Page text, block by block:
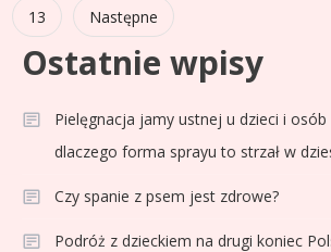
wpisów
13
Następne
Ostatnie wpisy
Pielęgnacja jamy ustnej u dzieci i osób
dlaczego forma sprayu to strzał w
Czy spanie z psem jest zdrowe?
Podróż z dzieckiem na drugi koniec